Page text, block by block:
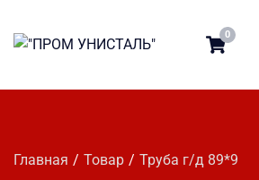
0
Главная Товар Труба г/д 89*9